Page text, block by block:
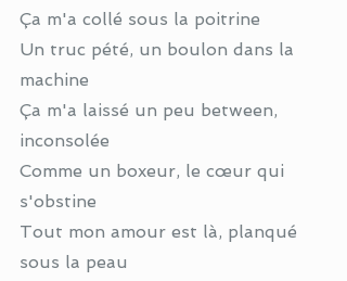
Ça m'a collé sous la poitrine
Un truc pété, un boulon dans la
machine
Ça m'a laissé un peu between,
inconsolée
Comme un boxeur, le cœur qui
s'obstine
Tout mon amour est là, planqué
sous la peau